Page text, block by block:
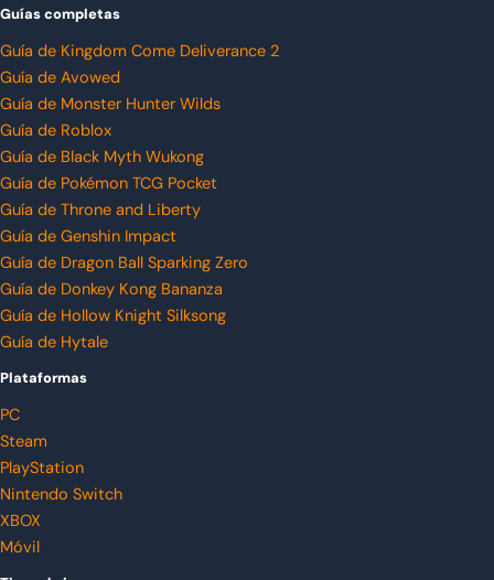
Guías completas
Guía de Kingdom Come Deliverance 2
Guía de Avowed
Guía de Monster Hunter Wilds
Guía de Roblox
Guía de Black Myth Wukong
Guía de Pokémon TCG Pocket
Guía de Throne and Liberty
Guía de Genshin Impact
Guía de Dragon Ball Sparking Zero
Guía de Donkey Kong Bananza
Guía de Hollow Knight Silksong
Guía de Hytale
Plataformas
PC
Steam
PlayStation
Nintendo Switch
XBOX
Móvil